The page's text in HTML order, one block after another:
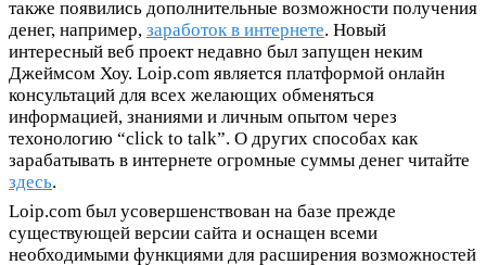
также появились дополнительные возможности получения
денег, например, заработок в интернете. Новый
интересный веб проект недавно был запущен неким
Джеймсом Хоу. Loip.com является платформой онлайн
консультаций для всех желающих обменяться
информацией, знаниями и личным опытом через
техонологию “click to talk”. О других способах как
зарабатывать в интернете огромные суммы денег читайте
здесь.
Loip.com был усовершенствован на базе прежде
существующей версии сайта и оснащен всеми
необходимыми функциями для расширения возможностей